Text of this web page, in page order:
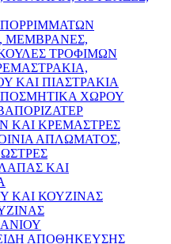
ΜΕΜΒΡΑΝΕΣ,
ΤΡΟΦΙΜΩΝ
ΚΑΙ ΠΙΑΣΤΡΑΚΙΑ
ΧΩΡΟΥ
ΚΑΙ ΚΡΕΜΑΣΤΡΕΣ
ΑΠΛΩΜΑΤΟΣ,
ΚΑΙ
ΚΑΙ ΚΟΥΖΙΝΑΣ
ΑΠΟΘΗΚΕΥΣΗΣ